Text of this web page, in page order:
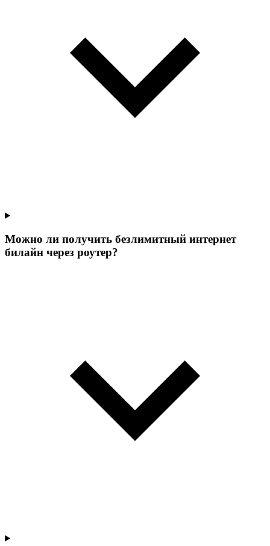
Можно ли получить безлимитный интернет
билайн через роутер?